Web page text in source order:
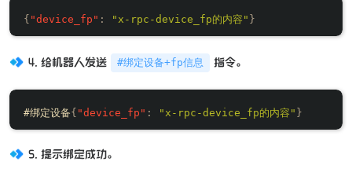
{ "device_fp" : "x-rpc-device_fp的内容" }
4. 给机器人发送 #绑定设备+fp信息 指令。
#绑定设备{ "device_fp" : "x-rpc-device_fp的内容" }
5. 提示绑定成功。